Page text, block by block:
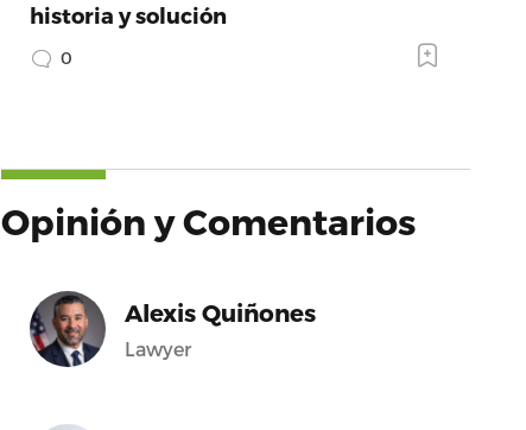
historia y solución
0
Opinión y Comentarios
Alexis Quiñones
Lawyer